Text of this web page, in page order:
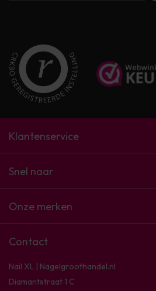
Klantenservice
Snel naar
Onze merken
Contact
Nail XL | Nagelgroothandel.nl
Diamantstraat 1 C